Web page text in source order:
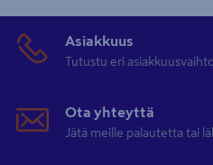
Parhaat jiirisahat ja
Tutustu kattavaan valikoimaan
on jiirisahat ja jiirisirkkelit
Dewalt , Ryobi, Bosch,
Asiakkuus
Tutustu eri
Ota yhteyttä
Jätä meille palautetta tai